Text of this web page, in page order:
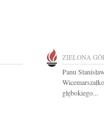
ZIELONA
Panu
głębokiego...